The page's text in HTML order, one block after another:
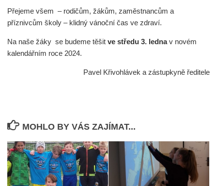
Přejeme všem – rodičům, žákům, zaměstnancům a
příznivcům školy – klidný vánoční čas ve zdraví.
Na naše žáky se budeme těšit ve středu 3. lednav novém
kalendářním roce 2024.
Pavel Křivohlávek a zástupkyně ředitele
MOHLO BY VÁS ZAJÍMAT...